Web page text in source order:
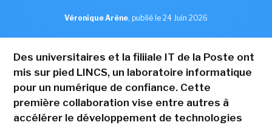
Véronique Arène, publié le 24 Juin 2026
Des universitaires et la filiiale IT de la Poste ont
mis sur pied LINCS, un laboratoire informatique
pour un numérique de confiance. Cette
première collaboration vise entre autres à
accélérer le développement de technologies